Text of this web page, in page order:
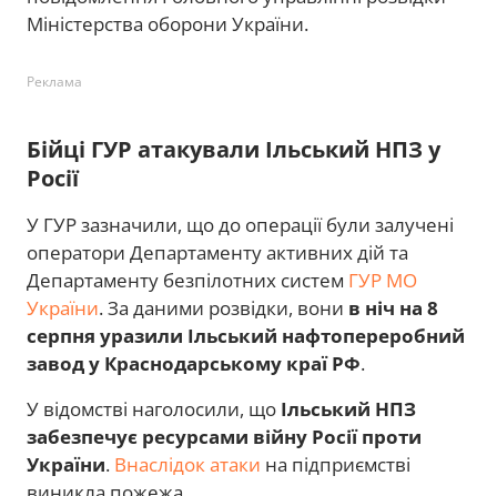
Міністерства оборони України.
Реклама
Бійці ГУР атакували Ільський НПЗ у
Росії
У ГУР зазначили, що до операції були залучені
оператори Департаменту активних дій та
Департаменту безпілотних систем ГУР МО
України. За даними розвідки, вони в ніч на 8
серпня уразили Ільський нафтопереробний
завод у Краснодарському краї РФ.
У відомстві наголосили, що Ільський НПЗ
забезпечує ресурсами війну Росії проти
України. Внаслідок атаки на підприємстві